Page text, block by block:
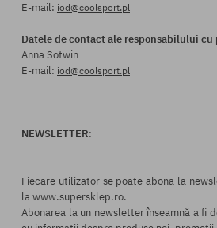
E-mail: iod@coolsport.pl
Datele de contact ale responsabilului
Anna Sotwin
E-mail: iod@coolsport.pl
NEWSLETTER:
Fiecare utilizator se poate abona la
la www.supersklep.ro.
Abonarea la un newsletter înseamnă a fi